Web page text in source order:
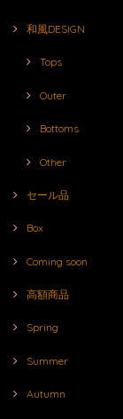
和風DESIGN
Tops
Outer
Bottoms
Other
セール品
Box
Coming soon
高額商品
Spring
Summer
Autumn